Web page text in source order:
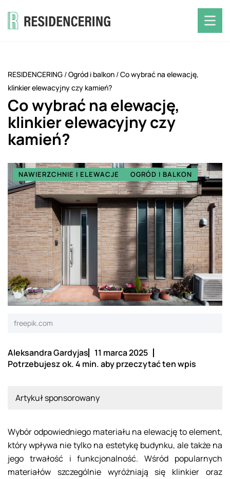
RESIDENCERING /Ogród i balkon /Co wybrać na elewację,
klinkier elewacyjny czy kamień?
Co wybrać na elewację,
klinkier elewacyjny czy
kamień?
freepik.com
NAWIERZCHNIE I ELEWACJE OGRÓD I BALKON
Aleksandra Gardyjas
11 marca 2025
Potrzebujesz ok. 4 min. aby przeczytać ten wpis
Artykuł sponsorowany
Wybór odpowiedniego materiału na elewację to element,
który wpływa nie tylko na estetykę budynku, ale także na
jego trwałość i funkcjonalność. Wśród popularnych
materiałów szczególnie wyróżniają się klinkier oraz